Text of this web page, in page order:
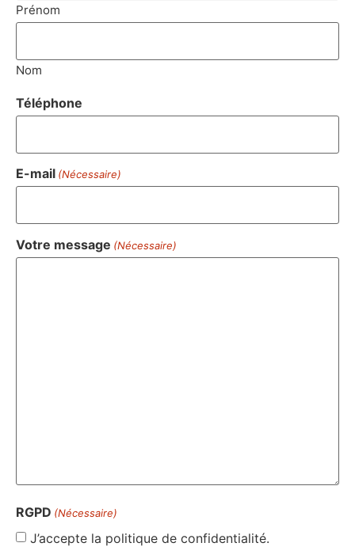
Prénom
Nom
Téléphone
E-mail (Nécessaire)
Votre message (Nécessaire)
RGPD (Nécessaire)
J’accepte la politique de confidentialité.